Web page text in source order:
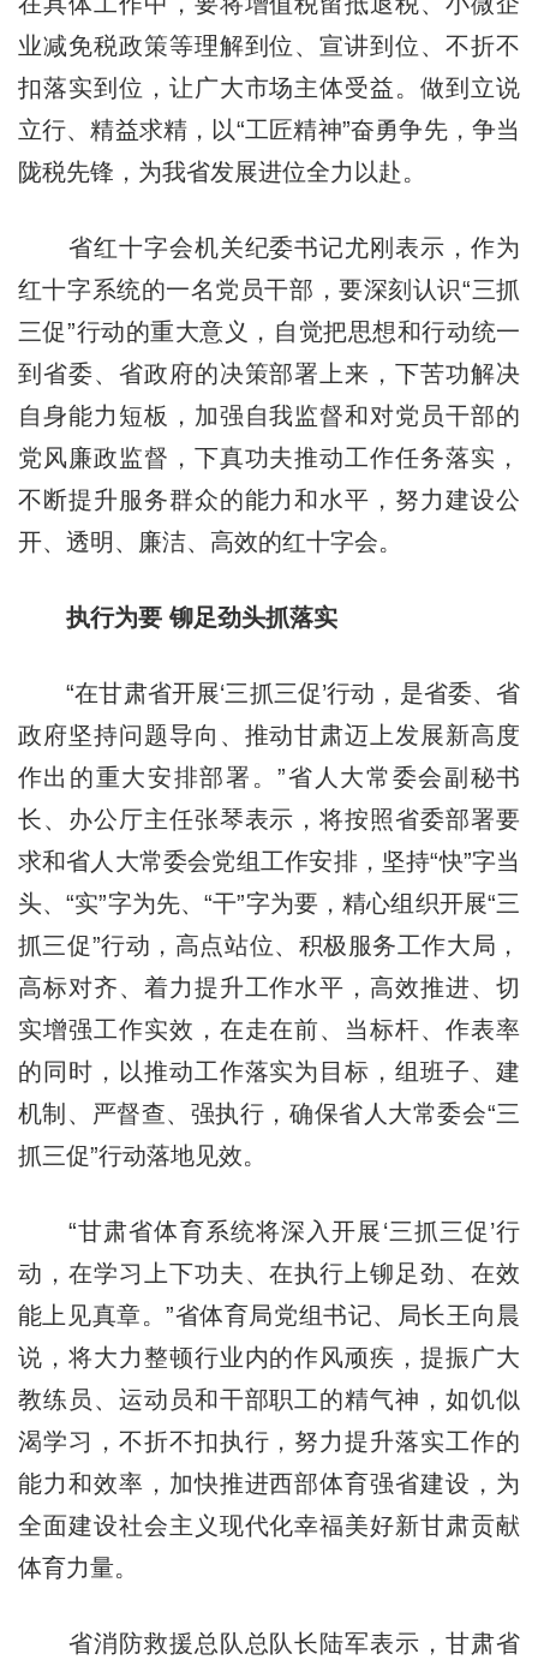
业减免税政策等理解到位、宣讲到位、不折不
扣落实到位，让广大市场主体受益。做到立说
立行、精益求精，以“工匠精神”奋勇争先，争当
陇税先锋，为我省发展进位全力以赴。
省红十字会机关纪委书记尤刚表示，作为
红十字系统的一名党员干部，要深刻认识“三抓
三促”行动的重大意义，自觉把思想和行动统一
到省委、省政府的决策部署上来，下苦功解决
自身能力短板，加强自我监督和对党员干部的
党风廉政监督，下真功夫推动工作任务落实，
不断提升服务群众的能力和水平，努力建设公
开、透明、廉洁、高效的红十字会。
执行为要 铆足劲头抓落实
“在甘肃省开展‘三抓三促’行动，是省委、省
政府坚持问题导向、推动甘肃迈上发展新高度
作出的重大安排部署。”省人大常委会副秘书
长、办公厅主任张琴表示，将按照省委部署要
求和省人大常委会党组工作安排，坚持“快”字当
头、“实”字为先、“干”字为要，精心组织开展“三
抓三促”行动，高点站位、积极服务工作大局，
高标对齐、着力提升工作水平，高效推进、切
实增强工作实效，在走在前、当标杆、作表率
的同时，以推动工作落实为目标，组班子、建
机制、严督查、强执行，确保省人大常委会“三
抓三促”行动落地见效。
“甘肃省体育系统将深入开展‘三抓三促’行
动，在学习上下功夫、在执行上铆足劲、在效
能上见真章。”省体育局党组书记、局长王向晨
说，将大力整顿行业内的作风顽疾，提振广大
教练员、运动员和干部职工的精气神，如饥似
渴学习，不折不扣执行，努力提升落实工作的
能力和效率，加快推进西部体育强省建设，为
全面建设社会主义现代化幸福美好新甘肃贡献
体育力量。
省消防救援总队总队长陆军表示，甘肃省